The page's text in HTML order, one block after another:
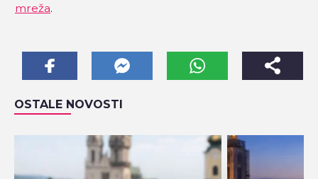
mreža.
OSTALE NOVOSTI